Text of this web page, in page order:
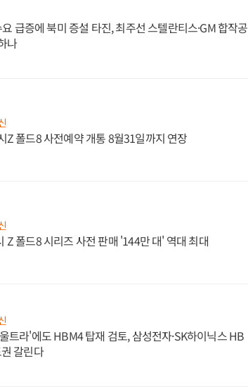
급증에 북미 증설 타진, 최주선 스텔란티스·GM 합작공
나
Z 폴드8 사전예약 개통 8월31일까지 연장
Z 폴드8 시리즈 사전 판매 '144만 대' 역대 최대
트라'에도 HBM4 탑재 검토, 삼성전자·SK하이닉스 HB
갈린다